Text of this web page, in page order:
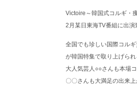
Victoire～韓国式コルギ・
2月某日東海TV番組に出演
全国でも珍しい国際コル
が韓国特集で取り上げられ
大人気芸人○○さんも本場
〇〇さんも大満足の出来上